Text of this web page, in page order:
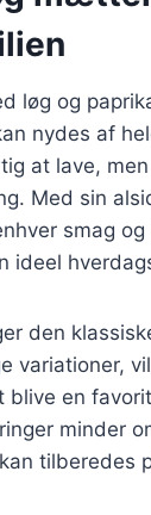
løg og
nydes af
at lave,
Med sin
smag og
ideel
den
variationer,
blive en
minder
tilberedes